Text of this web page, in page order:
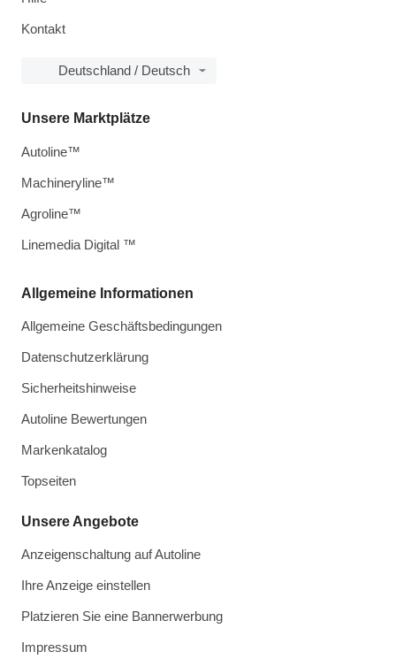
Kontakt
Deutschland / Deutsch
Allgemeine Informationen
Allgemeine Geschäftsbedingungen
Datenschutzerklärung
Sicherheitshinweise
Autoline Bewertungen
Markenkatalog
Topseiten
Unsere Angebote
Anzeigenschaltung auf Autoline
Ihre Anzeige einstellen
Platzieren Sie eine Bannerwerbung
Impressum
Unsere Marktplätze
Autoline™
Machineryline™
Agroline™
Linemedia Digital ™